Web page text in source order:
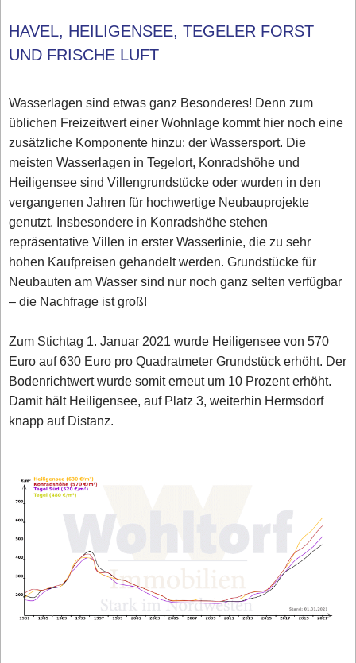
HAVEL, HEILIGENSEE, TEGELER FORST
UND FRISCHE LUFT
Wasserlagen sind etwas ganz Besonderes! Denn zum
üblichen Freizeitwert einer Wohnlage kommt hier noch eine
zusätzliche Komponente hinzu: der Wassersport. Die
meisten Wasserlagen in Tegelort, Konradshöhe und
Heiligensee sind Villengrundstücke oder wurden in den
vergangenen Jahren für hochwertige Neubauprojekte
genutzt. Insbesondere in Konradshöhe stehen
repräsentative Villen in erster Wasserlinie, die zu sehr
hohen Kaufpreisen gehandelt werden. Grundstücke für
Neubauten am Wasser sind nur noch ganz selten verfügbar
– die Nachfrage ist groß!
Zum Stichtag 1. Januar 2021 wurde Heiligensee von 570
Euro auf 630 Euro pro Quadratmeter Grundstück erhöht. Der
Bodenrichtwert wurde somit erneut um 10 Prozent erhöht.
Damit hält Heiligensee, auf Platz 3, weiterhin Hermsdorf
knapp auf Distanz.